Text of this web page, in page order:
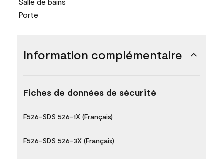
Porte
Information complémentaire
Fiches de données de sécurité
F526-SDS 526-1X (Français)
F526-SDS 526-3X (Français)